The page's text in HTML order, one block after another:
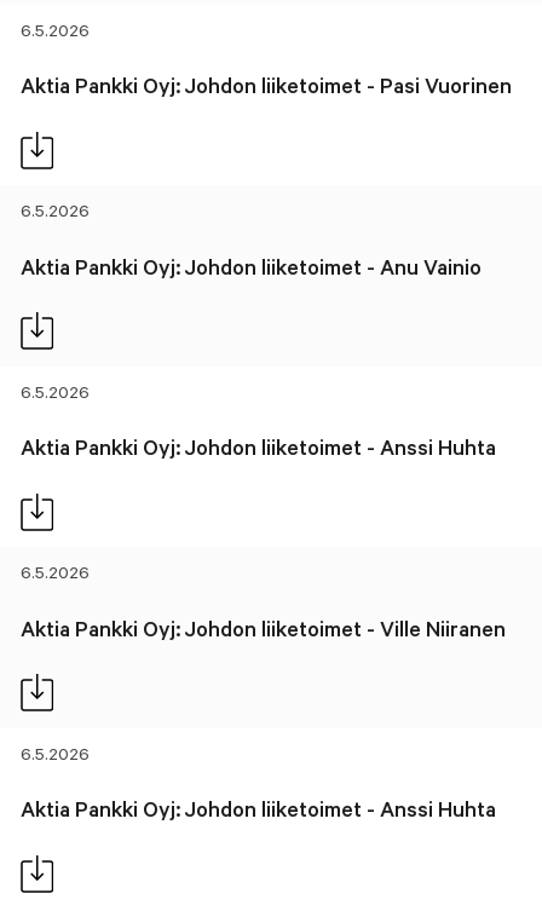
6.5.2026
Aktia Pankki Oyj: Johdon liiketoimet - Pasi Vuorinen
6.5.2026
Aktia Pankki Oyj: Johdon liiketoimet - Anu Vainio
6.5.2026
Aktia Pankki Oyj: Johdon liiketoimet - Anssi Huhta
6.5.2026
Aktia Pankki Oyj: Johdon liiketoimet - Ville Niiranen
6.5.2026
Aktia Pankki Oyj: Johdon liiketoimet - Anssi Huhta